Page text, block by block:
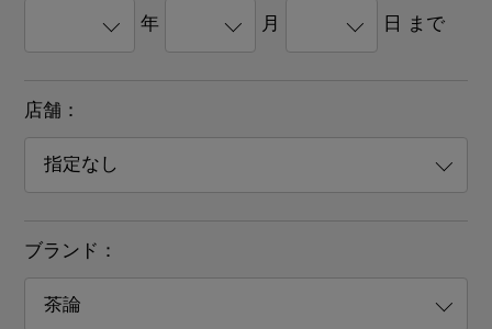
年 月 日 まで
店舗：
ブランド：